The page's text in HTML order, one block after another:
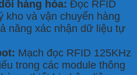
hàng hóa: Đọc RFID
kho và vận chuyển hàng
năng xác nhận dữ liệu tự
Mạch đọc RFID 125KHz
trong các module thông